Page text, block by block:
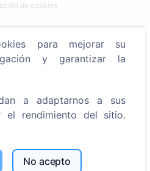
de cookies
fallecidos
cementerios
LV40103618951
para mejorar su
y garantizar la
a adaptarnos a sus
el rendimiento del sitio.
No acepto